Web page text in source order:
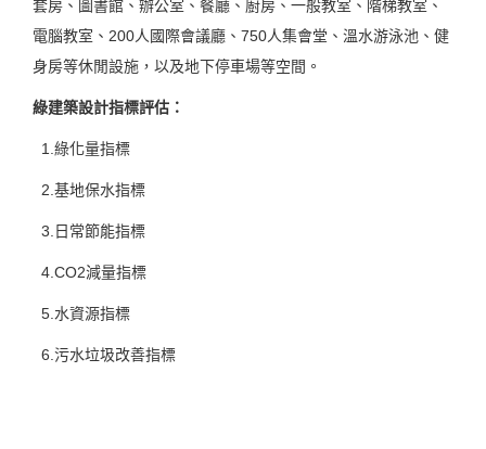
套房、圖書館、辦公室、餐廳、廚房、一般教室、階梯教室、
電腦教室、200人國際會議廳、750人集會堂、溫水游泳池、健
身房等休閒設施，以及地下停車場等空間。
綠建築設計指標評估 ：
1.綠化量指標
2.基地保水指標
3.日常節能指標
4.CO2減量指標
5.水資源指標
6.污水垃圾改善指標